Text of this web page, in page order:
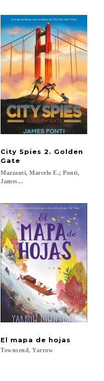
City Spies 2. Golden
Gate
Mazzanti, Marcelo E.; Ponti,
James...
El mapa de hojas
Townsend, Yarrow